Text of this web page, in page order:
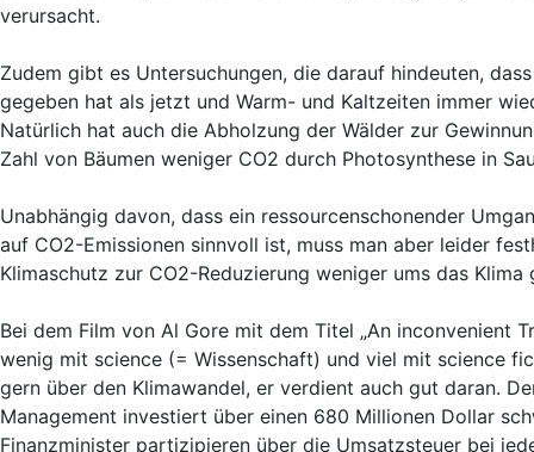
verursacht.
Zudem gibt es Untersuchungen, die darauf hindeuten,
gegeben hat als jetzt und Warm- und Kaltzeiten immer
Natürlich hat auch die Abholzung der Wälder zur
Zahl von Bäumen weniger CO2 durch Photosynthese in
Unabhängig davon, dass ein ressourcenschonender
auf CO2-Emissionen sinnvoll ist, muss man aber leider
Klimaschutz zur CO2-Reduzierung weniger ums das
Bei dem Film von Al Gore mit dem Titel „An inconvenient
wenig mit science (= Wissenschaft) und viel mit science
gern über den Klimawandel, er verdient auch gut daran.
Management investiert über einen 680 Millionen Dollar
Finanzminister partizipieren über die Umsatzsteuer bei